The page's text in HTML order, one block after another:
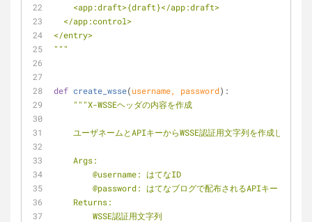
    <app:draft>{draft}</app:draft>
  </app:control>
</entry>
"""
def create_wsse(username, password):
"""X-WSSEヘッダの内容を作成
ユーザネームとAPIキーからWSSE認証用文字列を作成し、返し
    Args:
        @username: はてなID
        @password: はてなブログで配布されるAPIキー
    Returns:
        WSSE認証用文字列